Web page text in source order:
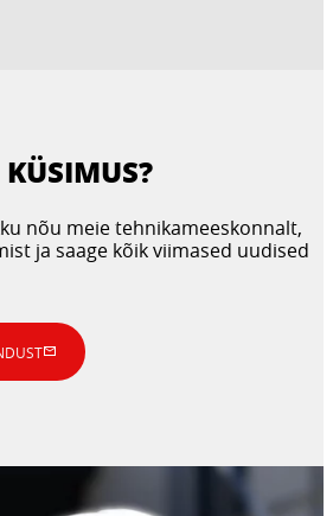
nõu meie tehnikameeskonnalt,
ja saage kõik viimased uudised